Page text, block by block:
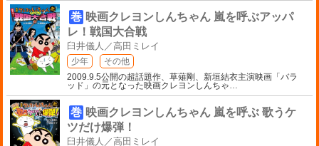
巻 映画クレヨンしんちゃん 嵐を呼ぶアッパ
レ！戦国大合戦
臼井儀人／高田ミレイ
少年
その他
2009.9.5公開の超話題作、草薙剛、新垣結衣主演映画「バラ
ッド」の元となった映画クレヨンしんちゃ
巻 映画クレヨンしんちゃん 嵐を呼ぶ 歌うケ
ツだけ爆弾！
臼井儀人／高田ミレイ